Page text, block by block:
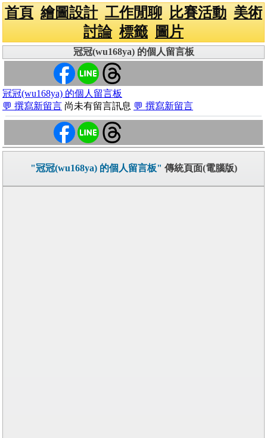
首頁 繪圖設計 工作閒聊 比賽活動 美術
討論 標籤 圖片
冠冠(wu168ya) 的個人留言板
冠冠(wu168ya) 的個人留言板
💬 撰寫新留言 尚未有留言訊息 💬 撰寫新留言
"冠冠(wu168ya) 的個人留言板" 傳統頁面(電腦版)